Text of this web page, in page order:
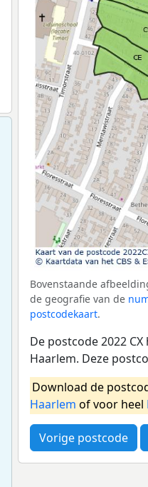
Bovenstaande
de geografie van de
postcodekaart.
De postcode 2022
Haarlem. Deze
Download de
Haarlem of voor heel
Vorige postcode